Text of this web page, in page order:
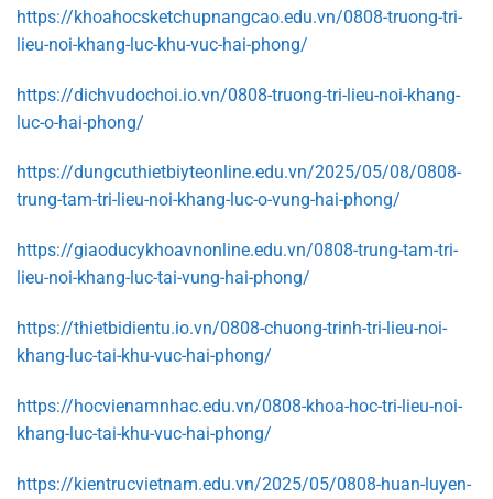
https://khoahocsketchupnangcao.edu.vn/0808-truong-tri-
lieu-noi-khang-luc-khu-vuc-hai-phong/
https://dichvudochoi.io.vn/0808-truong-tri-lieu-noi-khang-
luc-o-hai-phong/
https://dungcuthietbiyteonline.edu.vn/2025/05/08/0808-
trung-tam-tri-lieu-noi-khang-luc-o-vung-hai-phong/
https://giaoducykhoavnonline.edu.vn/0808-trung-tam-tri-
lieu-noi-khang-luc-tai-vung-hai-phong/
https://thietbidientu.io.vn/0808-chuong-trinh-tri-lieu-noi-
khang-luc-tai-khu-vuc-hai-phong/
https://hocvienamnhac.edu.vn/0808-khoa-hoc-tri-lieu-noi-
khang-luc-tai-khu-vuc-hai-phong/
https://kientrucvietnam.edu.vn/2025/05/0808-huan-luyen-